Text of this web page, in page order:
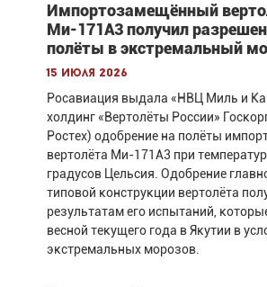
Импортозамещённый
Ми-171А3 получил
полёты в экстремальный
15 июля 2026
Росавиация выдала «НВЦ Миль и
холдинг «Вертолёты России»
Ростех) одобрение на полёты
вертолёта Ми-171А3 при
градусов Цельсия. Одобрение
типовой конструкции вертолёта
результатам его испытаний,
весной текущего года в Якутии в
экстремальных морозов.